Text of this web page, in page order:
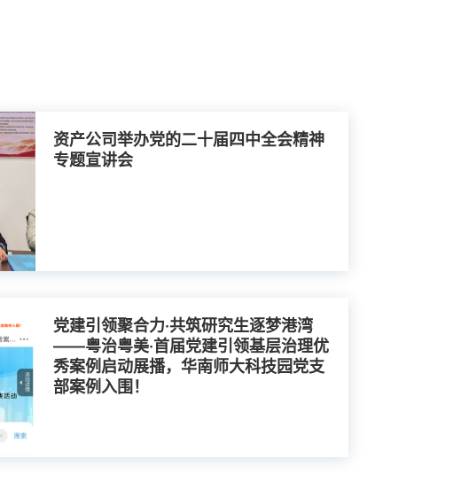
资产公司举办党的二十届四中全会精神
专题宣讲会
党建引领聚合力·共筑研究生逐梦港湾
——粤治粤美·首届党建引领基层治理优
秀案例启动展播，华南师大科技园党支
部案例入围！